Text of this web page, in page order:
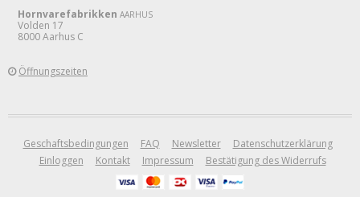
Hornvarefabrikken AARHUS
Volden 17
8000 Aarhus C
Öffnungszeiten
Geschaftsbedingungen FAQ Newsletter
Datenschutzerklärung
Einloggen
Kontakt Impressum Bestätigung des Widerrufs